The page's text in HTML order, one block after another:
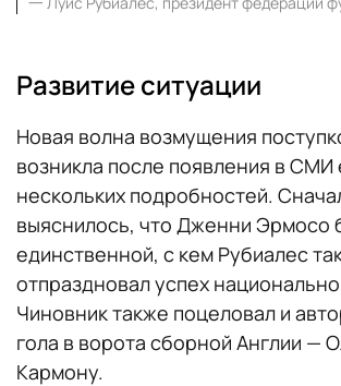
Развитие ситуации
Новая волна возмущения
возникла после появления в
нескольких подробностей.
выяснилось, что Дженни Эрмосо
единственной, с кем Рубиалес
отпраздновал успех
Чиновник также поцеловал и
гола в ворота сборной Англии —
Кармону.